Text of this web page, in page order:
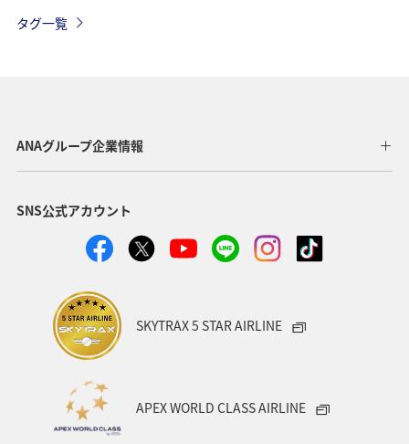
タグ一覧
ANAグループ企業情報
SNS公式アカウント
SKYTRAX 5 STAR AIRLINE
APEX WORLD CLASS AIRLINE